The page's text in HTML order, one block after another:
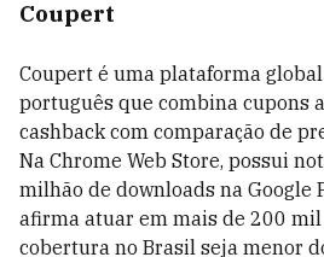
Coupert
Coupert é uma plataforma
português que combina cupons
cashback com comparação de
Na Chrome Web Store, possui
milhão de downloads na Google
afirma atuar em mais de 200
cobertura no Brasil seja menor